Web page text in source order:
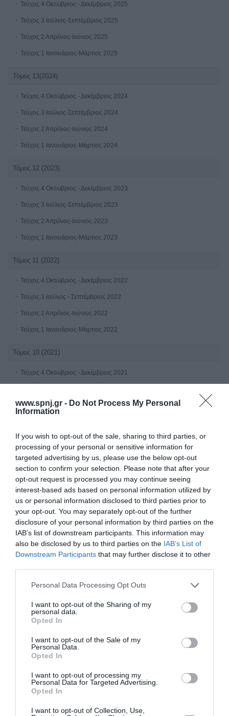
www.spnj.gr - Do Not Process My Personal
Information
If you wish to opt-out of the sale, sharing to third parties, or
processing of your personal or sensitive information for
targeted advertising by us, please use the below opt-out
section to confirm your selection. Please note that after your
opt-out request is processed you may continue seeing
interest-based ads based on personal information utilized by
us or personal information disclosed to third parties prior to
your opt-out. You may separately opt-out of the further
disclosure of your personal information by third parties on the
IAB’s list of downstream participants. This information may
also be disclosed by us to third parties on the IAB’s List of
Downstream Participants that may further disclose it to other
Personal Data Processing Opt Outs
I want to opt-out of the Sharing of my
personal data.
Opted In
I want to opt-out of the Sale of my
Personal Data.
Opted In
I want to opt-out of processing my
Personal Data for Targeted Advertising.
Opted In
I want to opt-out of Collection, Use,
Τεύχος 4 Οκτώβριος - Δεκέμβριος 2025
Τεύχος 3 Ιούλιος-Σεπτέμβριος 2025
Τεύχος 2 Απρίλιος-Ιούνιος 2025
Τεύχος 1 Ιανουάριος-Μάρτιος 2025
Τόμος 13(2024)
Τεύχος 4 Οκτώβριος - Δεκέμβριος 2024
Τεύχος 3 Ιούλιος-Σεπτέμβριος 2024
Τεύχος 2 Απρίλιος-Ιούνιος 2024
Τεύχος 1 Ιανουάριος-Μάρτιος 2024
Τόμος 12 (2023)
Τεύχος 4 Οκτώβριος - Δεκέμβριος 2023
Τεύχος 3 Ιούλιος-Σεπτέμβριος 2023
Τεύχος 2 Απρίλιος-Ιούνιος 2023
Τεύχος 1 Ιανουάριος-Μάρτιος 2023
Τόμος 11 (2022)
Τεύχος 4 Οκτώβριος - Δεκέμβριος 2022
Τεύχος 3 Ιούλιος - Σεπτέμβριος 2022
Τεύχος 2 Απρίλιος-Ιούνιος 2022
Τεύχος 1 Ιανουάριος-Μάρτιος 2022
Τόμος 10 (2021)
Τεύχος 4 Οκτώβριος - Δεκέμβριος 2021
Τεύχος 2 Απρίλιος - Ιούνιος 2021
Τόμος 9 (2020)
Τεύχος 4 Οκτώβριος - Δεκέμβριος 2020
Τεύχος 3 Ιούλιος - Σεπτέμβριος 2020 υπό δημοσίευση
Τεύχος 2 Απρίλιος-Ιούνιος 2020
Tεύχος 1 Ιανουαρίου - Μαρτίου 2020
Τόμος 8 (2019)
Τεύχος 4 Οκτώβριος-Δεκέμβριος 2019
Τεύχος 3 Ioύλιος - Σεπτέμβριος 2019
Τεύχος 2 Απρίλιος-Ιούνιος 2019
Tεύχος 1 Ιανουαρίου - Μαρτίου 2019
Τόμος 7 (2018)
Τεύχος 3 Σεπτέμβριος-Δεκέμβριος 2018
Tεύχος 1 Ιανουαρίου - Απριλίου 2018